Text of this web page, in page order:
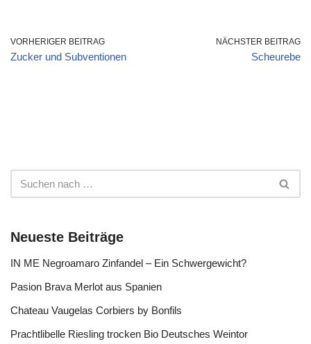
VORHERIGER BEITRAG
Zucker und Subventionen
NÄCHSTER BEITRAG
Scheurebe
Neueste Beiträge
IN ME Negroamaro Zinfandel – Ein Schwergewicht?
Pasion Brava Merlot aus Spanien
Chateau Vaugelas Corbiers by Bonfils
Prachtlibelle Riesling trocken Bio Deutsches Weintor